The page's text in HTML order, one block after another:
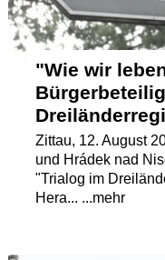
"Wie wir
Zittau, 12. August
und Hrádek nad
"Trialog im
Hera... ...mehr